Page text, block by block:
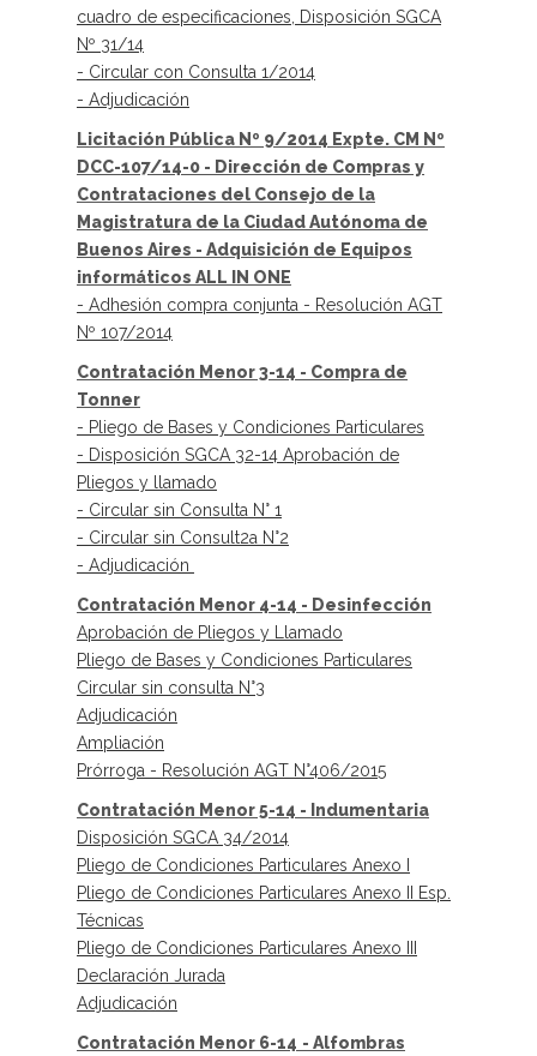
cuadro de especificaciones, Disposición SGCA
Nº 31/14
- Circular con Consulta 1/2014
- Adjudicación
Licitación Pública Nº 9/2014 Expte. CM Nº
DCC-107/14-0 - Dirección de Compras y
Contrataciones del Consejo de la
Magistratura de la Ciudad Autónoma de
Buenos Aires - Adquisición de Equipos
informáticos ALL IN ONE
- Adhesión compra conjunta - Resolución AGT
Nº 107/2014
Contratación Menor 3-14 - Compra de
Tonner
- Pliego de Bases y Condiciones Particulares
- Disposición SGCA 32-14 Aprobación de
Pliegos y llamado
- Circular sin Consulta N° 1
​- Circular sin Consult2a N°2
- Adjudicación
Contratación Menor 4-14 - Desinfección
Aprobación de Pliegos y Llamado
Pliego de Bases y Condiciones Particulares
Circular sin consulta N°3
Adjudicación
Ampliación
Prórroga - Resolución AGT N°406/2015
Contratación Menor 5-14 - Indumentaria
Disposición SGCA 34/2014
Pliego de Condiciones Particulares Anexo I
Pliego de Condiciones Particulares Anexo II Esp.
Técnicas
Pliego de Condiciones Particulares Anexo III
Declaración Jurada
Adjudicación
Contratación Menor 6-14 - Alfombras